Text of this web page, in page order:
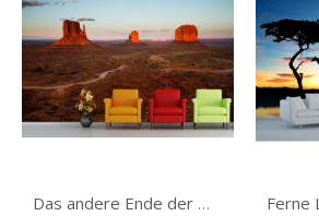
Das andere Ende der Welt Fototapete